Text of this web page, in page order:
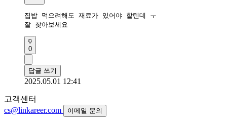
집밥 먹으려해도 재료가 있어야 할텐데 ㅜ
잘 찾아보세요
0
답글 쓰기
2025.05.01 12:41
고객센터
cs@linkareer.com
이메일 문의